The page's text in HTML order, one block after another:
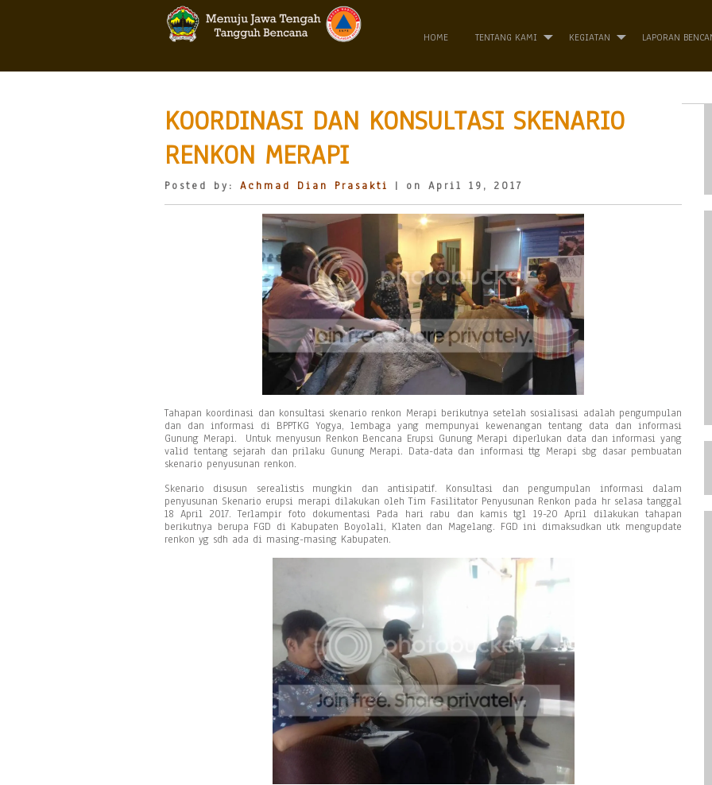
HOME TENTANG KAMI KEGIATAN LAPORAN
KOORDINASI DAN KONSULTASI SKENARIO
RENKON MERAPI
Posted by: Achmad Dian Prasakti | on April 19, 2017
Tahapan koordinasi dan konsultasi skenario renkon Merapi berikutnya setelah sosialisasi adalah pengumpulan
dan dan informasi di BPPTKG Yogya, lembaga yang mempunyai kewenangan tentang data dan informasi
Gunung Merapi. Untuk menyusun Renkon Bencana Erupsi Gunung Merapi diperlukan data dan informasi yang
valid tentang sejarah dan prilaku Gunung Merapi. Data-data dan informasi ttg Merapi sbg dasar pembuatan
skenario penyusunan renkon.
Skenario disusun serealistis mungkin dan antisipatif. Konsultasi dan pengumpulan informasi dalam
penyusunan Skenario erupsi merapi dilakukan oleh Tim Fasilitator Penyusunan Renkon pada hr selasa tanggal
18 April 2017. Terlampir foto dokumentasi Pada hari rabu dan kamis tgl 19-20 April dilakukan tahapan
berikutnya berupa FGD di Kabupaten Boyolali, Klaten dan Magelang. FGD ini dimaksudkan utk mengupdate
renkon yg sdh ada di masing-masing Kabupaten.